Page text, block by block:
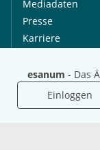
esanum - Das
Einloggen
Mediadaten
Presse
Karriere
International
esanum.it